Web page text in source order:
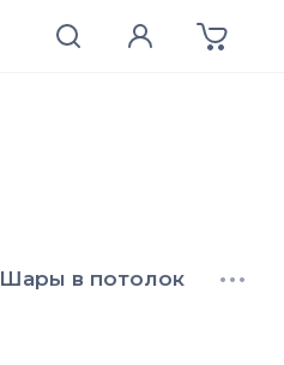
Шары в потолок •••